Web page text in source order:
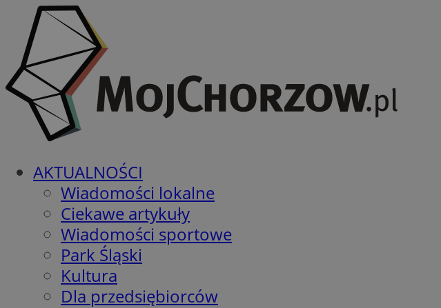
AKTUALNOŚCI
Wiadomości lokalne
Ciekawe artykuły
Wiadomości sportowe
Park Śląski
Kultura
Dla przedsiębiorców